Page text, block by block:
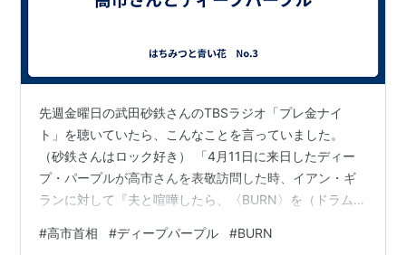
先週金曜日の武田砂鉄さんのTBSラジオ「プレ金ナイ
ト」を聴いていたら、こんなことを言っていました。
（砂鉄さんはロック好き） 「4月11日に来日したディー
プ・パープルが高市さんを表敬訪問した時、イアン・ギ
ランに対して『夫と喧嘩したら、〈BURN〉を（ドラム
しイアン・ギランはこの歌を歌っていない。メンバーと
#高市首相 #ディープパープル #BURN